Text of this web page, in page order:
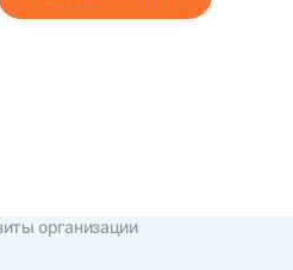
организации